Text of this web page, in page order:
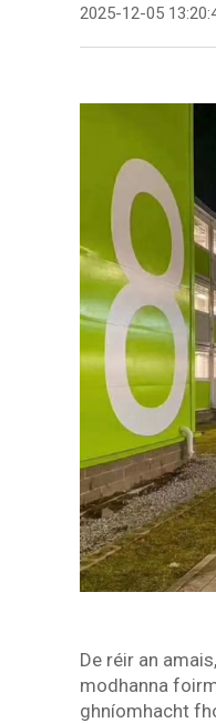
2025-12-05
De réir an
modhanna
ghníomhacht